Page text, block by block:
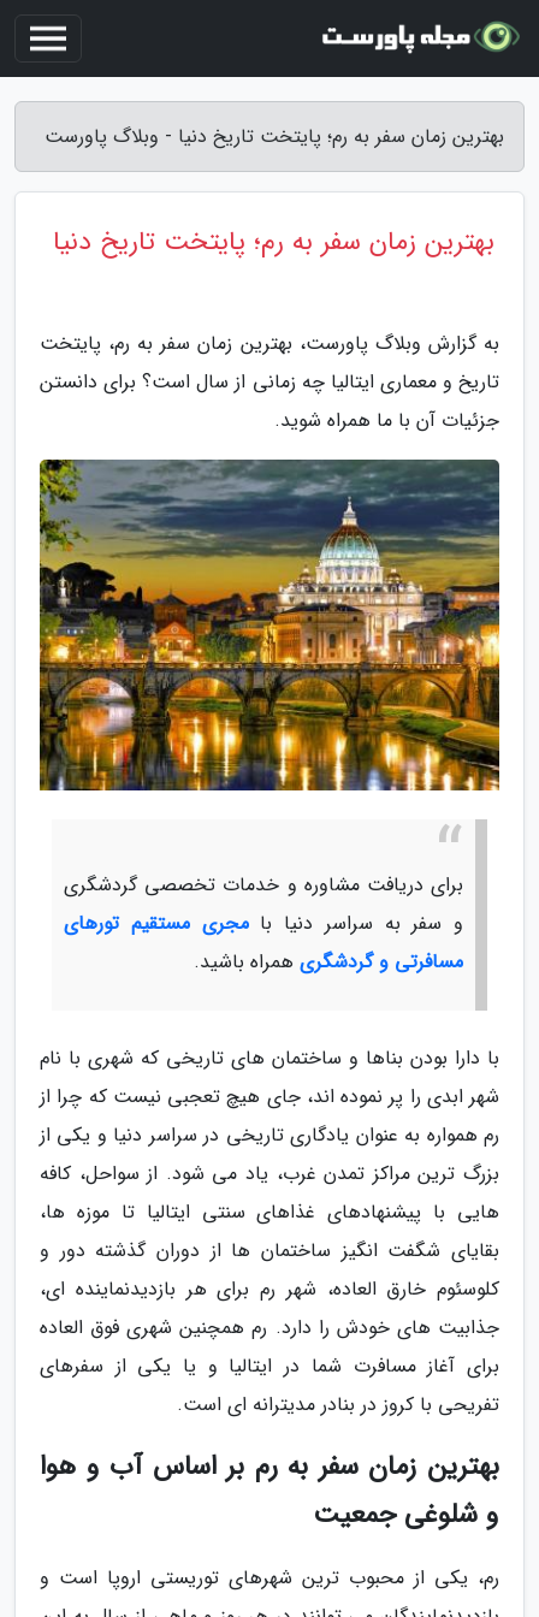
بهترین زمان سفر به رم؛ پایتخت تاریخ دنیا - وبلاگ پاورست
بهترین زمان سفر به رم؛ پایتخت تاریخ دنیا
به گزارش وبلاگ پاورست، بهترین زمان سفر به رم، پایتخت
تاریخ و معماری ایتالیا چه زمانی از سال است؟ برای دانستن
جزئیات آن با ما همراه شوید.
برای دریافت مشاوره و خدمات تخصصی گردشگری
و سفر به سراسر دنیا بامجری مستقیم تورهای
مسافرتی و گردشگری همراه باشید.
با دارا بودن بناها و ساختمان های تاریخی که شهری با نام
شهر ابدی را پر نموده اند، جای هیچ تعجبی نیست که چرا از
رم همواره به عنوان یادگاری تاریخی در سراسر دنیا و یکی از
بزرگ ترین مراکز تمدن غرب، یاد می شود. از سواحل، کافه
هایی با پیشنهادهای غذاهای سنتی ایتالیا تا موزه ها،
بقایای شگفت انگیز ساختمان ها از دوران گذشته دور و
کلوسئوم خارق العاده، شهر رم برای هر بازدیدنماینده ای،
جذابیت های خودش را دارد. رم همچنین شهری فوق العاده
برای آغاز مسافرت شما در ایتالیا و یا یکی از سفرهای
تفریحی با کروز در بنادر مدیترانه ای است.
بهترین زمان سفر به رم بر اساس آب و هوا
و شلوغی جمعیت
رم، یکی از محبوب ترین شهرهای توریستی اروپا است و